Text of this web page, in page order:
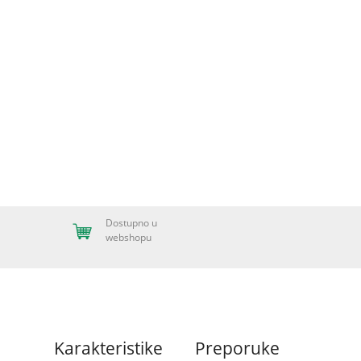
Dostupno u
webshopu
Karakteristike Preporuke